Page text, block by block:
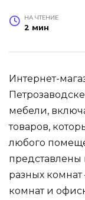
НА ЧТЕНИЕ
2 мин
Интернет-
мебели,
товаров,
любого
разных
комнат и